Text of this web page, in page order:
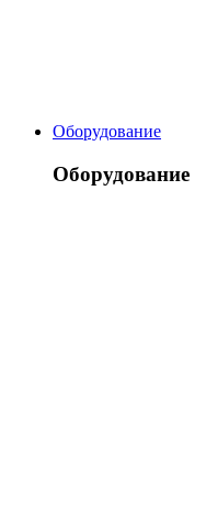
Оборудование
Оборудование